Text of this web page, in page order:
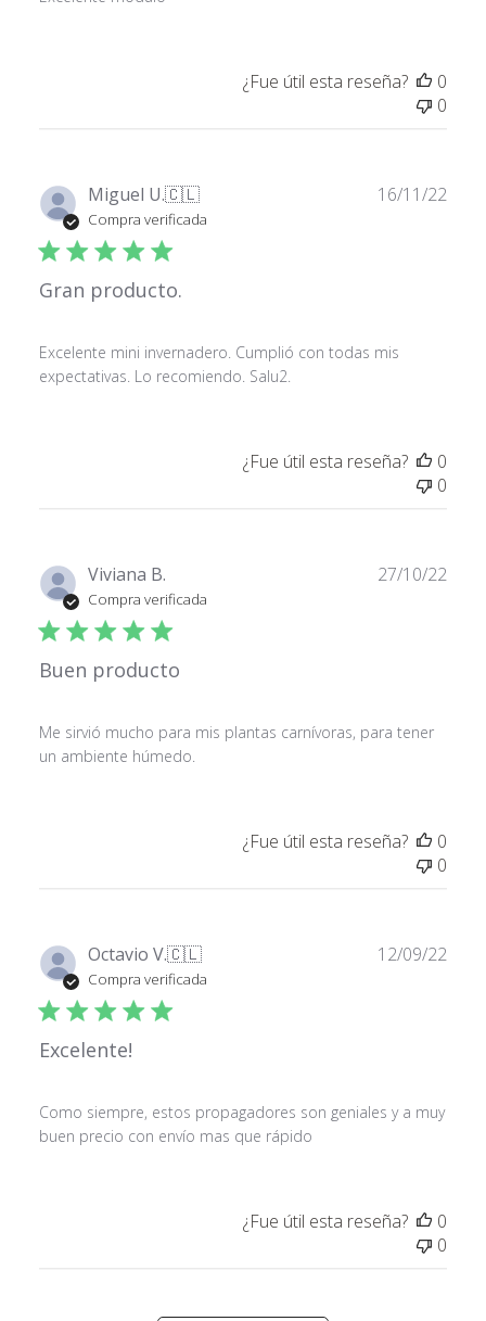
¿Fue útil esta reseña?
0
0
Miguel U.🇨🇱
Compra verificada
Gran producto.
Excelente mini invernadero. Cumplió con todas mis
expectativas. Lo recomiendo. Salu2.
16/11/22
¿Fue útil esta reseña?
0
0
Viviana B.
Compra verificada
Buen producto
Me sirvió mucho para mis plantas carnívoras, para tener
un ambiente húmedo.
27/10/22
¿Fue útil esta reseña?
0
0
Octavio V.🇨🇱
Compra verificada
Excelente!
Como siempre, estos propagadores son geniales y a muy
buen precio con envío mas que rápido
12/09/22
¿Fue útil esta reseña?
0
0